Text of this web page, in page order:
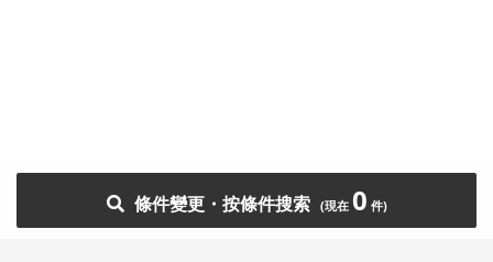
條件變更・按條件搜索 0